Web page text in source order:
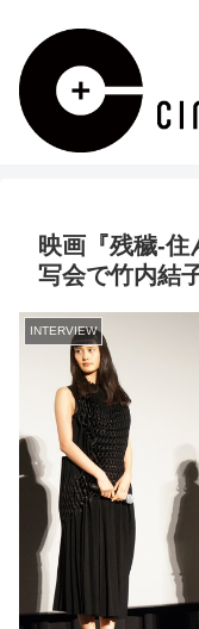
映画『残穢-
写会で竹内結
INTERVIEW